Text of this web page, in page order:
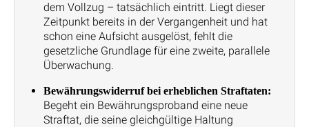
dem Vollzug – tatsächlich eintritt. Liegt dieser
Zeitpunkt bereits in der Vergangenheit und hat
schon eine Aufsicht ausgelöst, fehlt die
gesetzliche Grundlage für eine zweite, parallele
Überwachung.
Bewährungswiderruf bei erheblichen Straftaten:
Begeht ein Bewährungsproband eine neue
Straftat, die seine gleichgültige Haltung